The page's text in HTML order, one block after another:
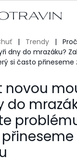
| Trendy |
dny do mrazáku?
si často přineseme
novou
do